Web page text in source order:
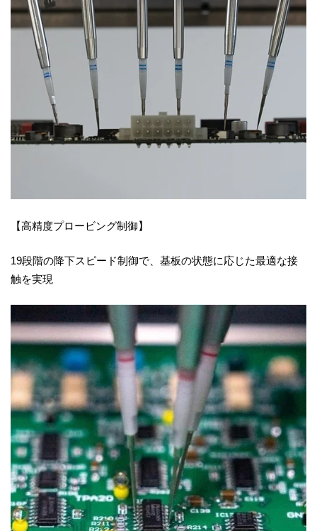
【高精度プロービング制御】
19段階の降下スピード制御で、基板の状態に応じた最適な接
触を実現